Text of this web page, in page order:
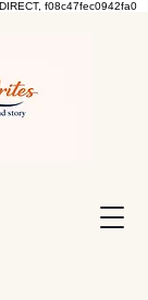
f08c47fec0942fa0